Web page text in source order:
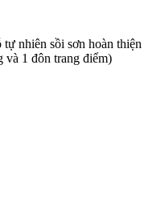
nhiên sồi sơn hoàn thiện
và 1 đôn trang điểm)